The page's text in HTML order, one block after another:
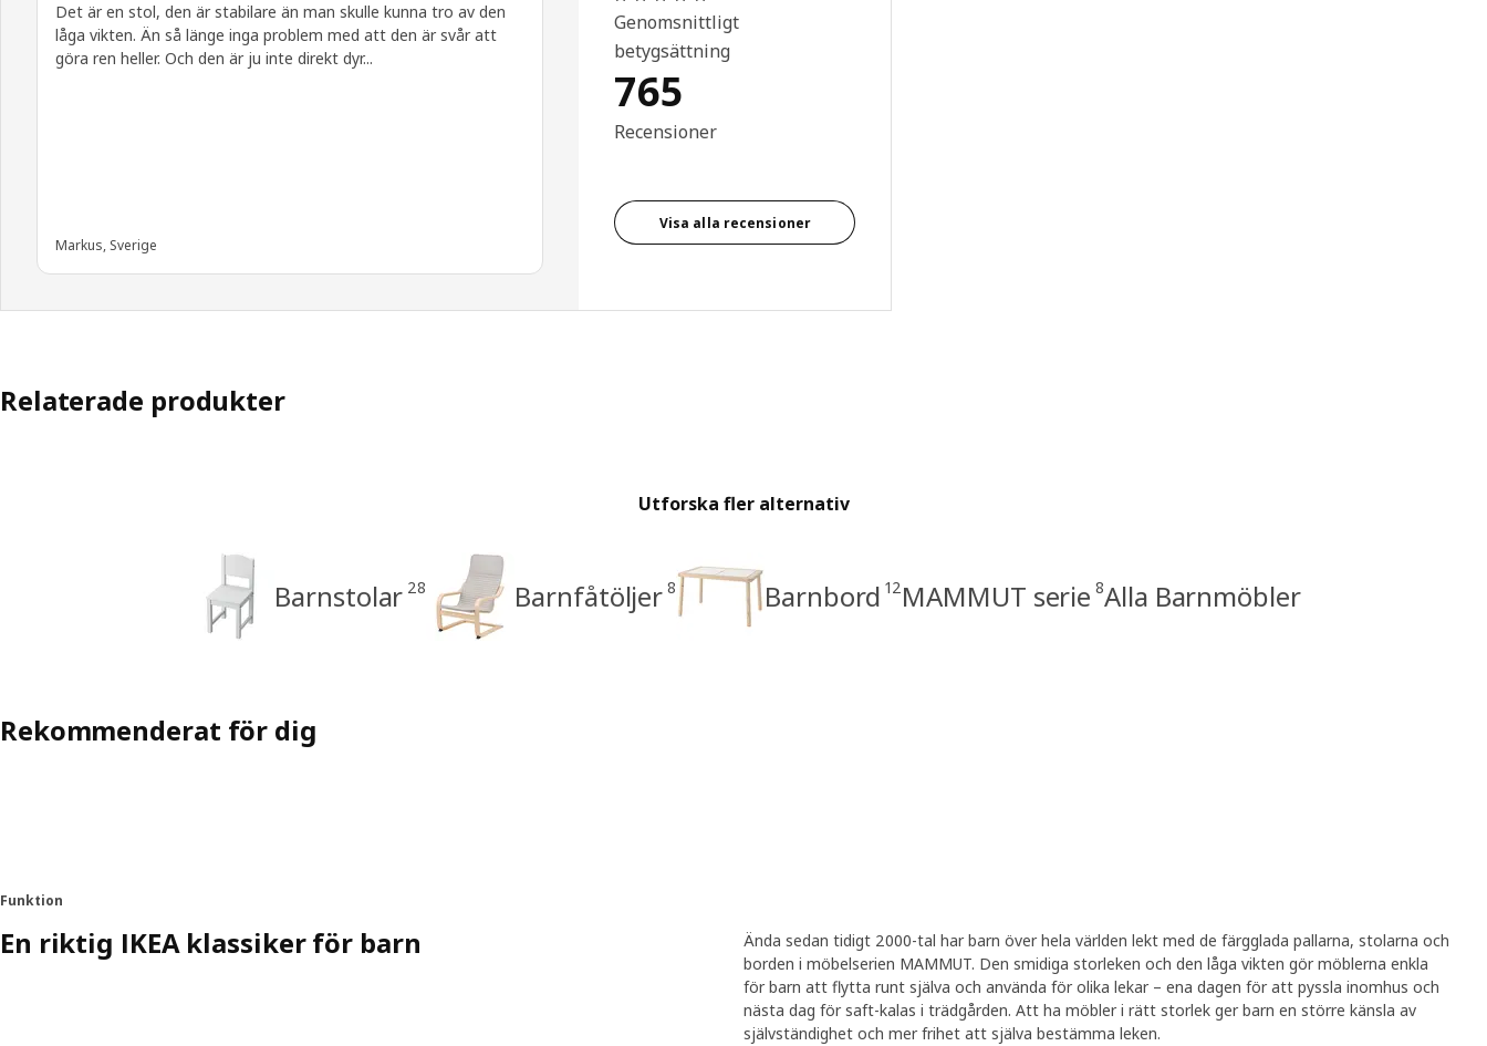
Det är en stol, den är stabilare än man skulle kunna tro av den
låga vikten. Än så länge inga problem med att den är svår att
göra ren heller. Och den är ju inte direkt dyr...
Markus, Sverige
Genomsnittligt
betygsättning
765
Recensioner
Visa alla recensioner
Relaterade produkter
Utforska fler alternativ
Barnstolar 28 Barnfåtöljer 8 Barnbord 12 MAMMUT serie 8Alla Barnmöbler
Rekommenderat för dig
Funktion
En riktig IKEA klassiker för barn
Ända sedan tidigt 2000-tal har barn över hela världen lekt med de färgglada pallarna, stolarna och
borden i möbelserien MAMMUT. Den smidiga storleken och den låga vikten gör möblerna enkla
för barn att flytta runt själva och använda för olika lekar – ena dagen för att pyssla inomhus och
nästa dag för saft-kalas i trädgården. Att ha möbler i rätt storlek ger barn en större känsla av
självständighet och mer frihet att själva bestämma leken.